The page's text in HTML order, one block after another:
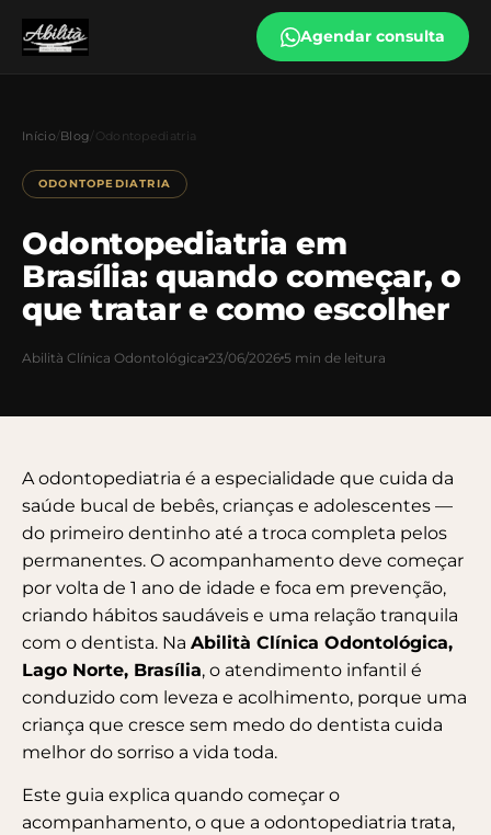
Agendar consulta
Início/ Blog Odontopediatria
ODONTOPEDIATRIA
Odontopediatria em
Brasília: quando começar, o
que tratar e como escolher
Abilità Clínica Odontológica 23/06/2026 5 min de leitura
A odontopediatria é a especialidade que cuida da
saúde bucal de bebês, crianças e adolescentes —
do primeiro dentinho até a troca completa pelos
permanentes. O acompanhamento deve começar
por volta de 1 ano de idade e foca em prevenção,
criando hábitos saudáveis e uma relação tranquila
com o dentista. Na Abilità Clínica Odontológica,
Lago Norte, Brasília, o atendimento infantil é
conduzido com leveza e acolhimento, porque uma
criança que cresce sem medo do dentista cuida
melhor do sorriso a vida toda.
Este guia explica quando começar o
acompanhamento, o que a odontopediatria trata,